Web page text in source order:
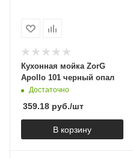
Кухонная мойка ZorG
Apollo 101 черный опал
Достаточно
359.18 руб./шт
В корзину